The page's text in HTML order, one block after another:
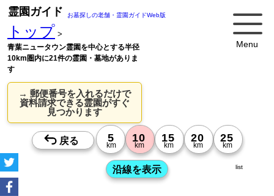
Menu
霊園ガイド お墓探しの老舗・霊園ガイドWeb版
トップ >
青葉ニュータウン霊園を中心とする半径
10km圏内に21件の霊園・墓地がありま
す
→ 郵便番号を入れるだけで
資料請求できる霊園がすぐ
見つかります
list